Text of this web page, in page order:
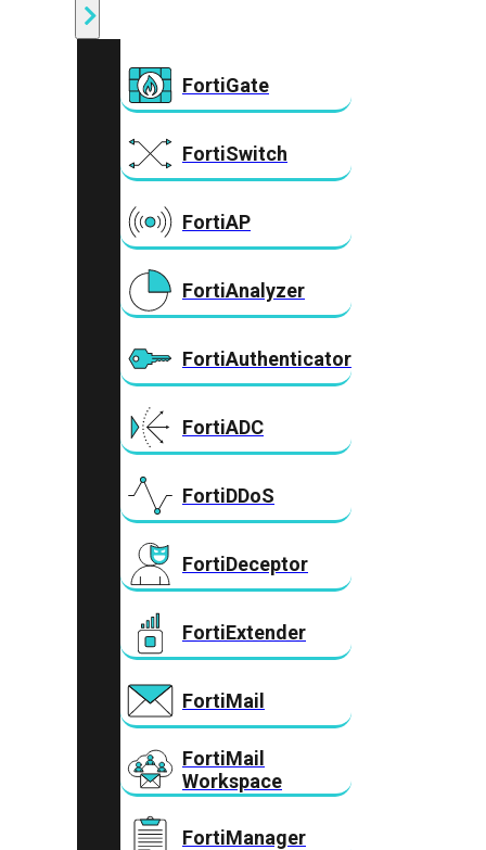
FortiGate
FortiSwitch
FortiAP
FortiAnalyzer
FortiAuthenticator
FortiADC
FortiDDoS
FortiDeceptor
FortiExtender
FortiMail
FortiMail
Workspace
FortiManager